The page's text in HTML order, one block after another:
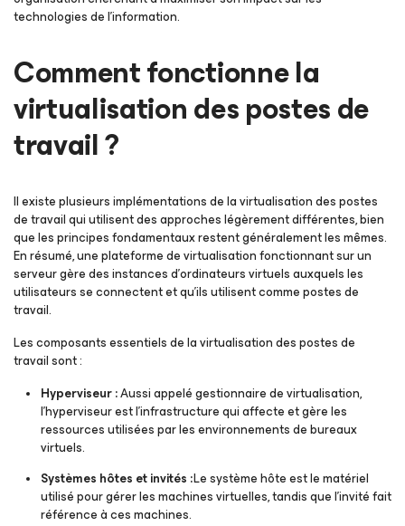
technologies de l’information.
Comment fonctionne la
virtualisation des postes de
travail ?
Il existe plusieurs implémentations de la virtualisation des postes
de travail qui utilisent des approches légèrement différentes, bien
que les principes fondamentaux restent généralement les mêmes.
En résumé, une plateforme de virtualisation fonctionnant sur un
serveur gère des instances d'ordinateurs virtuels auxquels les
utilisateurs se connectent et qu'ils utilisent comme postes de
travail.
Les composants essentiels de la virtualisation des postes de
travail sont :
Hyperviseur :Aussi appelé gestionnaire de virtualisation,
l’hyperviseur est l’infrastructure qui affecte et gère les
ressources utilisées par les environnements de bureaux
virtuels.
Systèmes hôtes et invités :Le système hôte est le matériel
utilisé pour gérer les machines virtuelles, tandis que l'invité fait
référence à ces machines.